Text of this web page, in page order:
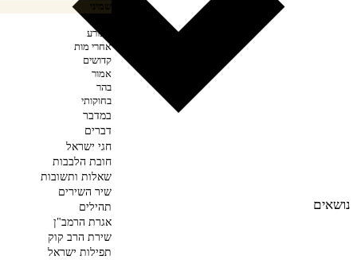
נושאים
שמיני
מצורע
אחרי מות
קדושים
אמור
בהר
בחוקותי
במדבר
דברים
חגי ישראל
חובת הלבבות
שאלות ותשובות
שיר השירים
תהילים
אגרת הרמב"ן
שירת הרב קוק
תפילות ישראל